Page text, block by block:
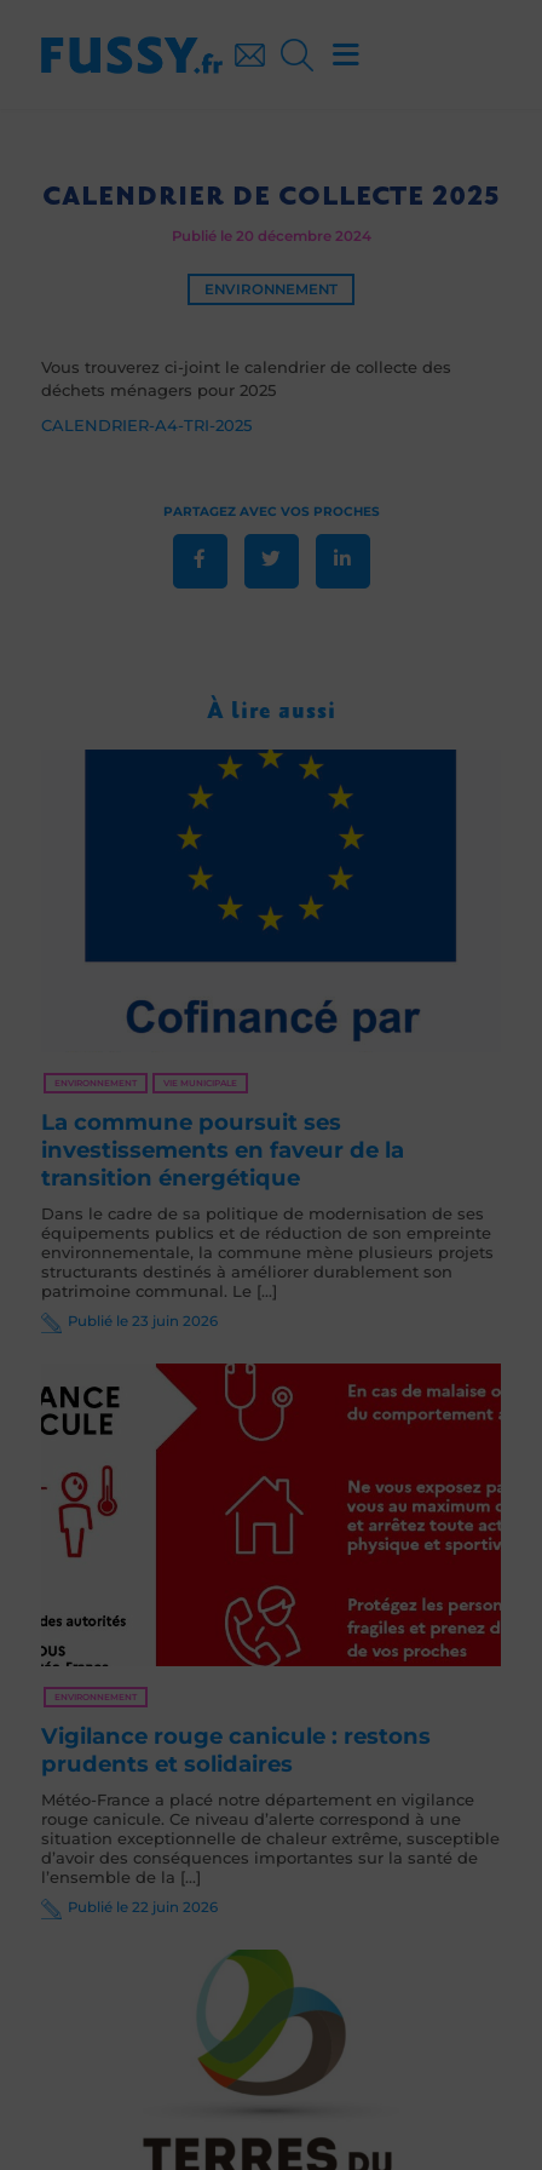
CALENDRIER DE COLLECTE 2025
Publié le 20 décembre 2024
ENVIRONNEMENT
Vous trouverez ci-joint le calendrier de collecte des
déchets ménagers pour 2025
CALENDRIER-A4-TRI-2025
À lire aussi
ENVIRONNEMENT VIE MUNICIPALE
La commune poursuit ses
investissements en faveur de la
transition énergétique
Dans le cadre de sa politique de modernisation de ses
équipements publics et de réduction de son empreinte
environnementale, la commune mène plusieurs projets
structurants destinés à améliorer durablement son
patrimoine communal. Le [...]
Publié le 23 juin 2026
ENVIRONNEMENT
Vigilance rouge canicule : restons
prudents et solidaires
Météo-France a placé notre département en vigilance
rouge canicule. Ce niveau d’alerte correspond à une
situation exceptionnelle de chaleur extrême, susceptible
d’avoir des conséquences importantes sur la santé de
l’ensemble de la [...]
Publié le 22 juin 2026